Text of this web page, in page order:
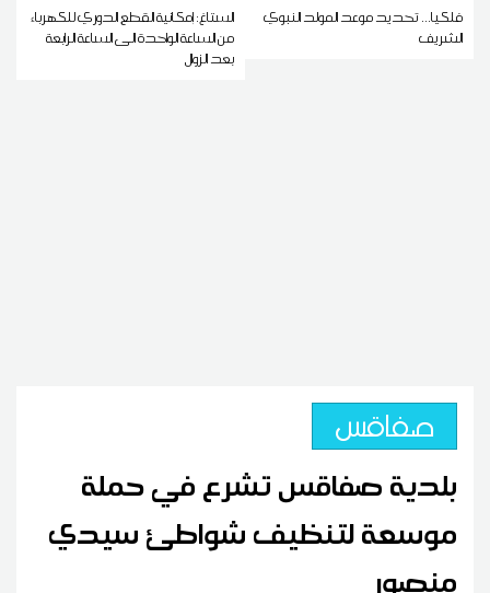
فلكيا... تحديد موعد المولد النبوي
الشريف
الستاغ: إمكانية القطع الدوري للكهرباء
من الساعة الواحدة الى الساعة الرابعة
بعد الزوال
صفاقس
بلدية صفاقس تشرع في حملة
موسعة لتنظيف شواطئ سيدي
منصور